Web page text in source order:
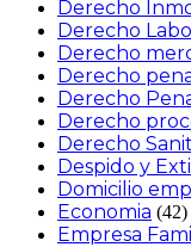
Derecho
Derecho
Derecho
Derecho
Derecho
Derecho
Derecho
Despido y
Domicilio
Economia (42)
Empresa